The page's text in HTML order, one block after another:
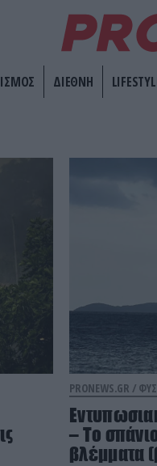
ΔΙΕΘΝΗ
PRONEWS.GR /
– Το
βλέμματα